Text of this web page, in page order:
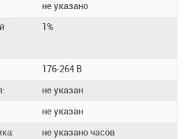
не указано
1%
176-264 В
не указан
не указан
не указано часов